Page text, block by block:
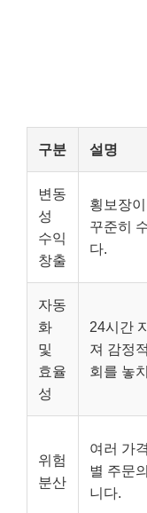
구분 설명
변동
성
수익
창출
횡보장
꾸준히
다.
자동
화
및
효율
성
24시간
져 감정
회를 놓
위험
분산
여러 가
별 주문
니다.